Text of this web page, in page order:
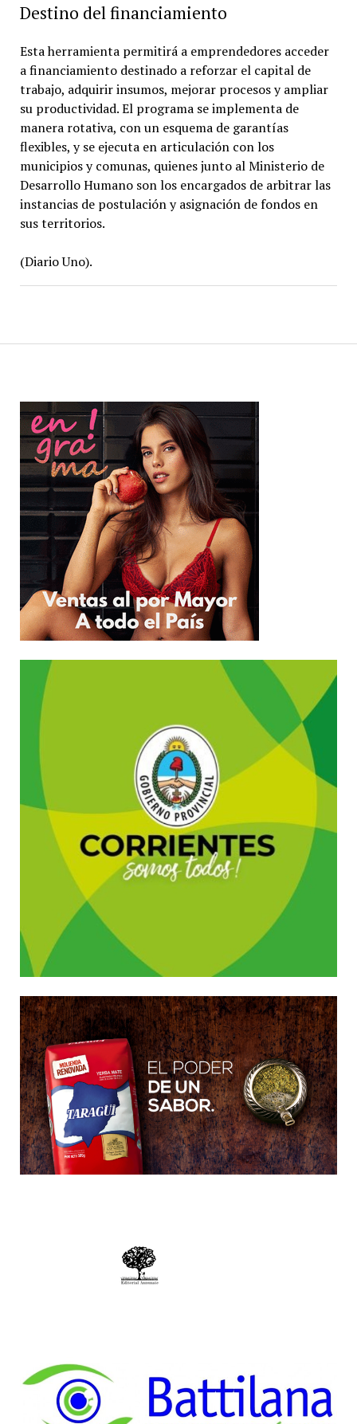
Destino del financiamiento
Esta herramienta permitirá a emprendedores acceder
a financiamiento destinado a reforzar el capital de
trabajo, adquirir insumos, mejorar procesos y ampliar
su productividad. El programa se implementa de
manera rotativa, con un esquema de garantías
flexibles, y se ejecuta en articulación con los
municipios y comunas, quienes junto al Ministerio de
Desarrollo Humano son los encargados de arbitrar las
instancias de postulación y asignación de fondos en
sus territorios.
(Diario Uno).